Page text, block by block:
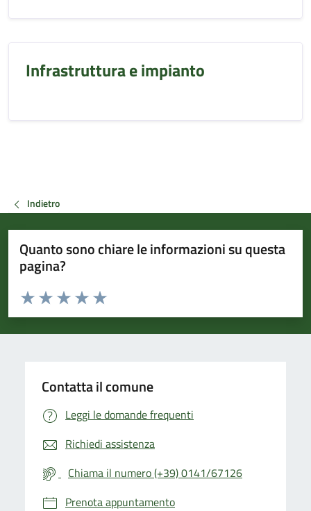
Infrastruttura e impianto
Indietro
Quanto sono chiare le informazioni su questa
pagina?
Valuta da 1 a 5 stelle la pagina
Valuta 5 stelle su 5
Valuta 4 stelle su 5
Valuta 3 stelle su 5
Valuta 2 stelle su 5
Valuta 1 stelle su 5
Contatta il comune
Leggi le domande frequenti
Richiedi assistenza
Chiama il numero (+39) 0141/67126
Prenota appuntamento